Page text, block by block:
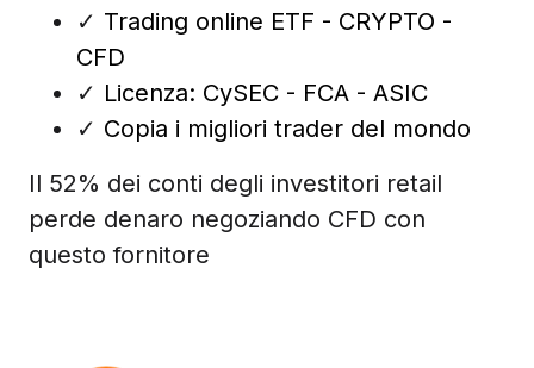
✓ Trading online ETF - CRYPTO -
CFD
✓ Licenza: CySEC - FCA - ASIC
✓ Copia i migliori trader del mondo
Il 52% dei conti degli investitori retail
perde denaro negoziando CFD con
questo fornitore